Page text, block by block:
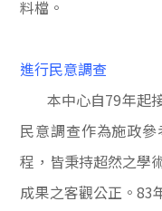
料檔。
進行民意調查
本中心自79年起
民意調查作為施政
程，皆秉持超然之學
成果之客觀公正。 83